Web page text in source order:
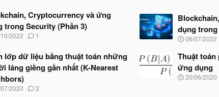
Cryptocurrency và ứng
trong Security (Phần 3)
2022 1
dụng trong
N
à
b
ắ
06/07/2022
lớp dữ liệu bằng thuật toán những
láng giềng gần nhất (K-Nearest
2020 2
Thuật toán
ứng dụng
N
20/06/2020